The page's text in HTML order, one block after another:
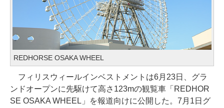
REDHORSE OSAKA WHEEL
フィリスウィールインベストメントは6月23日、グラ
ンドオープンに先駆けて高さ123mの観覧車「REDHOR
SE OSAKA WHEEL」を報道向けに公開した。7月1日グ